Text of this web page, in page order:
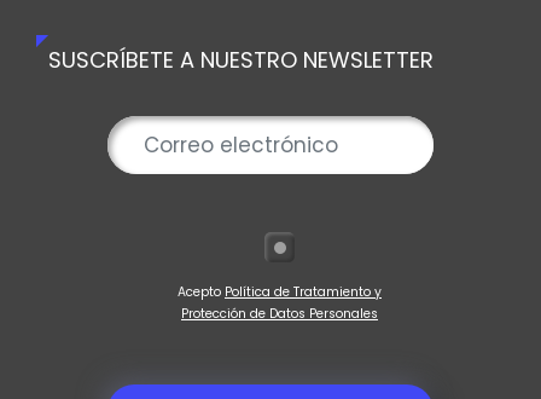
SUSCRÍBETE A NUESTRO NEWSLETTER
Acepto Política de Tratamiento y
Protección de Datos Personales